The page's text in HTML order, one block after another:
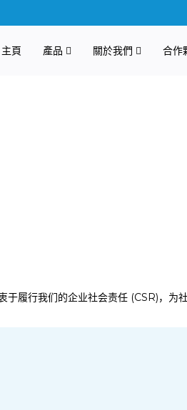
主頁 產品 關於我們 合作
履行我们的企业社会责任 (CSR)，为